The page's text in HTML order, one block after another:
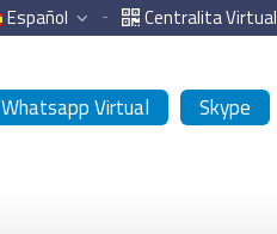
Centralita Virtual
Español
Whatsapp Virtual Skype